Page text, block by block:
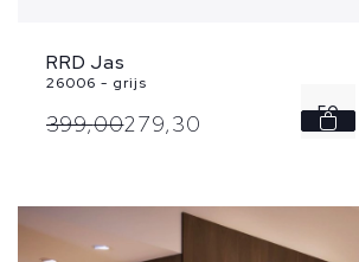
RRD Jas
26006 - grijs
399,00279,30 50